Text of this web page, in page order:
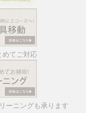
めてご対応
ーニングも承ります